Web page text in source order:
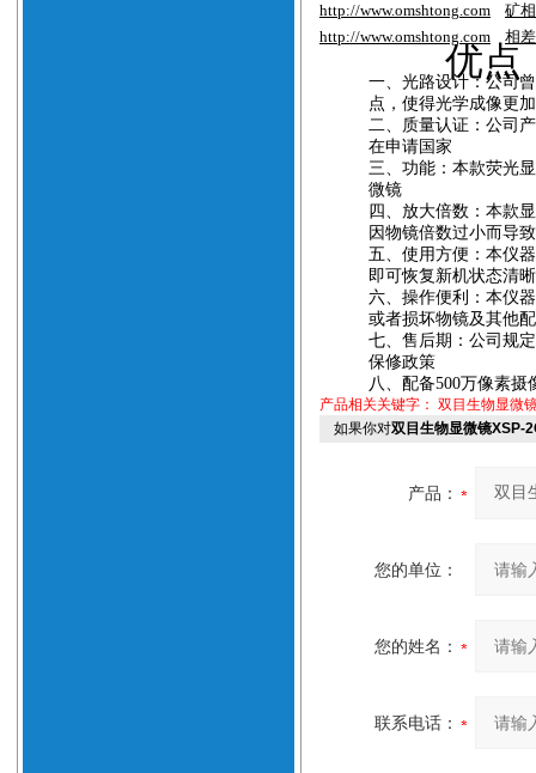
http://www.omshtong.com
矿
http://www.omshtong.com 相
优点
一、光路设计：公司
点，使得光学成像更
二、 质量认证：公司
在申请国家
三、功能：本款荧光
微镜
四、放大倍数：本款
因物镜倍数过小而导
五、使用方便：本仪
即可恢复新机状态清
六、操作便利：本仪器
或者损坏物镜及其他
七、售后期：公司规
保修政策
八、 配备500万像素摄
产品相关关键字： 双目生物显微
如果你对双目生物显微镜XSP-
产品：
您的单位：
您的姓名：
联系电话：